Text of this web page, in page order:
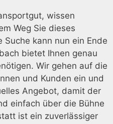
wissen
Weg Sie dieses
kann nun ein Ende
bietet Ihnen genau
Wir gehen auf die
und Kunden ein und
Angebot, damit der
einfach über die Bühne
ist ein zuverlässiger